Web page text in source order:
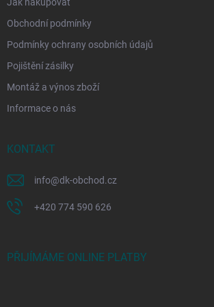
Obchodní podmínky
Podmínky ochrany osobních údajů
Pojištění zásilky
Montáž a výnos zboží
Informace o nás
KONTAKT
info@dk-obchod.cz
+420 774 590 626
PŘIJÍMÁME ONLINE PLATBY